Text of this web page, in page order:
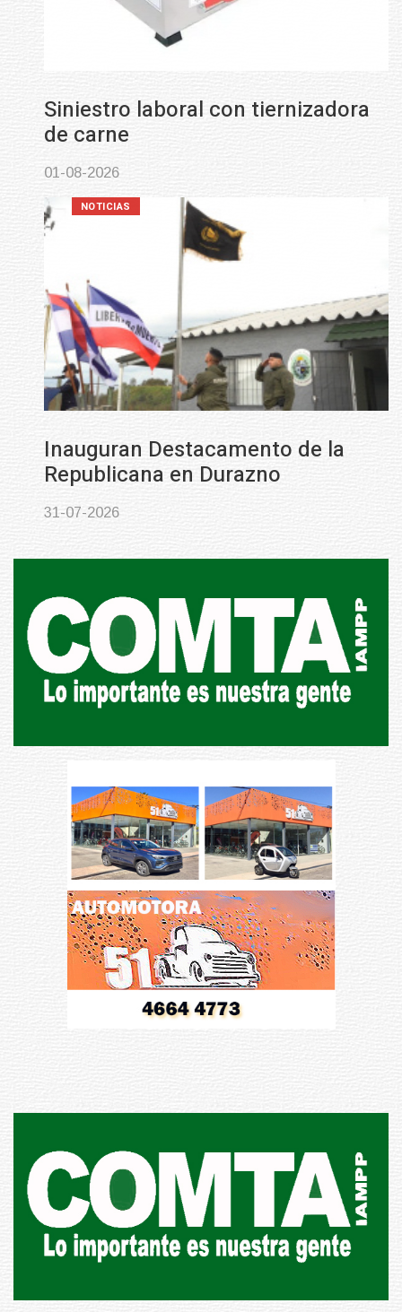
Siniestro laboral con tiernizadora
de carne
01-08-2026
Inauguran Destacamento de la
Republicana en Durazno
31-07-2026
NOTICIAS